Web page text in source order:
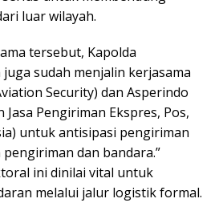
luar wilayah.
tersebut, Kapolda
juga sudah menjalin kerjasama
Security) dan Asperindo
Jasa Pengiriman Ekspres, Pos,
untuk antisipasi pengiriman
dan bandara.”
ini dinilai vital untuk
melalui jalur logistik formal.